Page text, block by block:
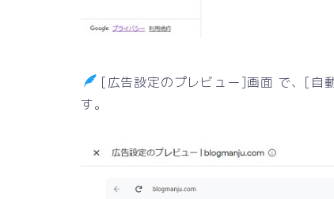
[広告設定のプレビュー]画面 で、[自
す。